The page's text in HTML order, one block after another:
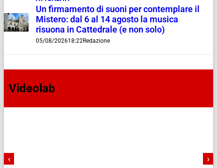
Un firmamento di suoni per contemplare il
Mistero: dal 6 al 14 agosto la musica
risuona in Cattedrale (e non solo)
05/08/202618:22Redazione
Videolab
‹ ›